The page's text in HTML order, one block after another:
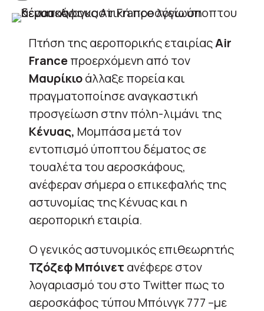
Πτήση της αεροπορικής εταιρίαςAir
Franceπροερχόμενη από τον
Μαυρίκιοάλλαξε πορεία και
πραγματοποίησε αναγκαστική
προσγείωση στην πόλη-λιμάνι της
Κένυας, Μομπάσα μετά τον
εντοπισμό ύποπτου δέματος σε
τουαλέτα του αεροσκάφους,
ανέφεραν σήμερα ο επικεφαλής της
αστυνομίας της Κένυας και η
αεροπορική εταιρία.
Ο γενικός αστυνομικός επιθεωρητής
Τζόζεφ Μπόινετ ανέφερε στον
λογαριασμό του στο Twitter πως το
αεροσκάφος τύπου Μπόινγκ 777 –με